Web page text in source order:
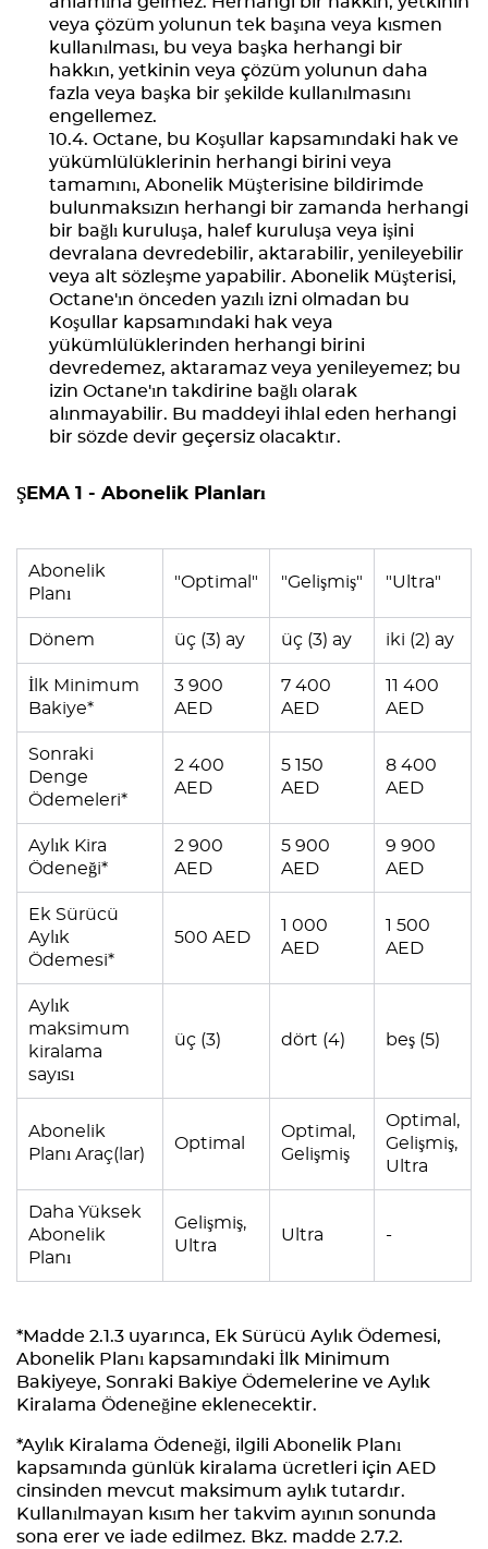
veya çözüm yolunun tek başına veya kısmen
kullanılması, bu veya başka herhangi bir
hakkın, yetkinin veya çözüm yolunun daha
fazla veya başka bir şekilde kullanılmasını
engellemez.
Octane, bu Koşullar kapsamındaki hak ve
yükümlülüklerinin herhangi birini veya
tamamını, Abonelik Müşterisine bildirimde
bulunmaksızın herhangi bir zamanda herhangi
bir bağlı kuruluşa, halef kuruluşa veya işini
devralana devredebilir, aktarabilir, yenileyebilir
veya alt sözleşme yapabilir. Abonelik Müşterisi,
Octane'ın önceden yazılı izni olmadan bu
Koşullar kapsamındaki hak veya
yükümlülüklerinden herhangi birini
devredemez, aktaramaz veya yenileyemez; bu
izin Octane'ın takdirine bağlı olarak
alınmayabilir. Bu maddeyi ihlal eden herhangi
bir sözde devir geçersiz olacaktır.
ŞEMA 1 - Abonelik Planları
Abonelik
Planı
"Optimal" "Gelişmiş" "Ultra"
Dönem üç (3) ay üç (3) ay iki (2) ay
İlk Minimum
Bakiye*
3 900
AED
7 400
AED
11 400
AED
Sonraki
Denge
Ödemeleri*
2 400
AED
5 150
AED
8 400
AED
Aylık Kira
Ödeneği*
2 900
AED
5 900
AED
9 900
AED
Ek Sürücü
Aylık
Ödemesi*
500 AED
1 000
AED
1 500
AED
Aylık
maksimum
kiralama
sayısı
üç (3) dört (4) beş (5)
Abonelik
Planı Araç(lar)
Optimal
Optimal,
Gelişmiş
Optimal,
Gelişmiş,
Ultra
Daha Yüksek
Abonelik
Planı
Gelişmiş,
Ultra
Ultra -
*Madde 2.1.3 uyarınca, Ek Sürücü Aylık Ödemesi,
Abonelik Planı kapsamındaki İlk Minimum
Bakiyeye, Sonraki Bakiye Ödemelerine ve Aylık
Kiralama Ödeneğine eklenecektir.
*Aylık Kiralama Ödeneği, ilgili Abonelik Planı
kapsamında günlük kiralama ücretleri için AED
cinsinden mevcut maksimum aylık tutardır.
Kullanılmayan kısım her takvim ayının sonunda
sona erer ve iade edilmez. Bkz. madde 2.7.2.